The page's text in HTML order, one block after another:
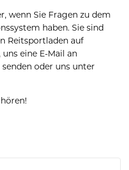
wenn Sie Fragen zu dem
haben. Sie sind
Reitsportladen auf
eine E-Mail an
oder uns unter